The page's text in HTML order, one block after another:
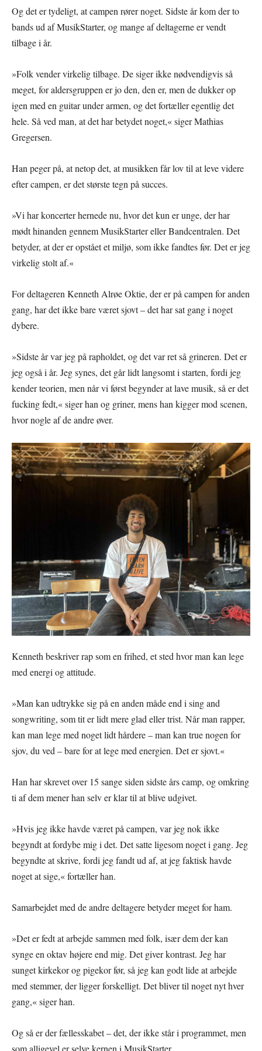
Og det er tydeligt, at campen rører noget. Sidste år kom der to
bands ud af MusikStarter, og mange af deltagerne er vendt
tilbage i år.
»Folk vender virkelig tilbage. De siger ikke nødvendigvis så
meget, for aldersgruppen er jo den, den er, men de dukker op
igen med en guitar under armen, og det fortæller egentlig det
hele. Så ved man, at det har betydet noget,« siger Mathias
Gregersen.
Han peger på, at netop det, at musikken får lov til at leve videre
efter campen, er det største tegn på succes.
»Vi har koncerter hernede nu, hvor det kun er unge, der har
mødt hinanden gennem MusikStarter eller Bandcentralen. Det
betyder, at der er opstået et miljø, som ikke fandtes før. Det er jeg
virkelig stolt af.«
For deltageren Kenneth Alrøe Oktie, der er på campen for anden
gang, har det ikke bare været sjovt – det har sat gang i noget
dybere.
»Sidste år var jeg på rapholdet, og det var ret så grineren. Det er
jeg også i år. Jeg synes, det går lidt langsomt i starten, fordi jeg
kender teorien, men når vi først begynder at lave musik, så er det
fucking fedt,« siger han og griner, mens han kigger mod scenen,
hvor nogle af de andre øver.
Kenneth beskriver rap som en frihed, et sted hvor man kan lege
med energi og attitude.
»Man kan udtrykke sig på en anden måde end i sing and
songwriting, som tit er lidt mere glad eller trist. Når man rapper,
kan man lege med noget lidt hårdere – man kan true nogen for
sjov, du ved – bare for at lege med energien. Det er sjovt.«
Han har skrevet over 15 sange siden sidste års camp, og omkring
ti af dem mener han selv er klar til at blive udgivet.
»Hvis jeg ikke havde været på campen, var jeg nok ikke
begyndt at fordybe mig i det. Det satte ligesom noget i gang. Jeg
begyndte at skrive, fordi jeg fandt ud af, at jeg faktisk havde
noget at sige,« fortæller han.
Samarbejdet med de andre deltagere betyder meget for ham.
»Det er fedt at arbejde sammen med folk, især dem der kan
synge en oktav højere end mig. Det giver kontrast. Jeg har
sunget kirkekor og pigekor før, så jeg kan godt lide at arbejde
med stemmer, der ligger forskelligt. Det bliver til noget nyt hver
gang,« siger han.
Og så er der fællesskabet – det, der ikke står i programmet, men
som alligevel er selve kernen i MusikStarter.